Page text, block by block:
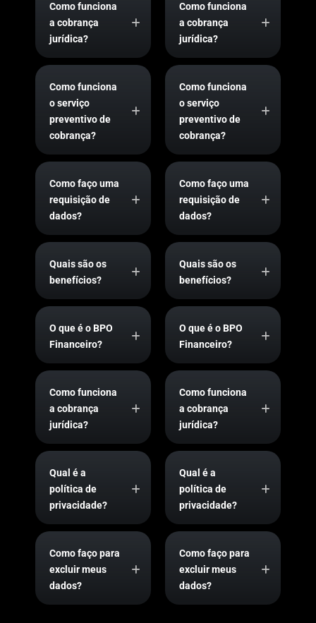
Como funciona
a cobrança
jurídica?
Como funciona
o serviço
preventivo de
cobrança?
Como faço uma
requisição de
dados?
Quais são os
benefícios?
O que é o BPO
Financeiro?
Como funciona
a cobrança
jurídica?
Qual é a
política de
privacidade?
Como faço para
excluir meus
dados?
Como funciona
a cobrança
jurídica?
Como funciona
o serviço
preventivo de
cobrança?
Como faço uma
requisição de
dados?
Quais são os
benefícios?
O que é o BPO
Financeiro?
Como funciona
a cobrança
jurídica?
Qual é a
política de
privacidade?
Como faço para
excluir meus
dados?